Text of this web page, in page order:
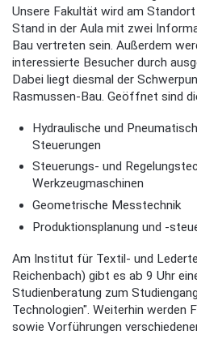
Unsere Fakultät wird am
Stand in der Aula mit zwei
Bau vertreten sein. Außerdem
interessierte Besucher durch
Dabei liegt diesmal der
Rasmussen-Bau. Geöffnet sind
Hydraulische und
Steuerungen
Steuerungs- und
Werkzeugmaschinen
Geometrische Messtechnik
Produktionsplanung und -
Am Institut für Textil- und
Reichenbach) gibt es ab 9 Uhr
Studienberatung zum
Technologien". Weiterhin werden
sowie Vorführungen